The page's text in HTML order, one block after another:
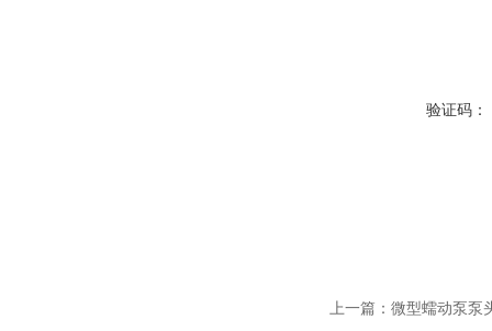
验证码：
上一篇： 微型蠕动泵泵